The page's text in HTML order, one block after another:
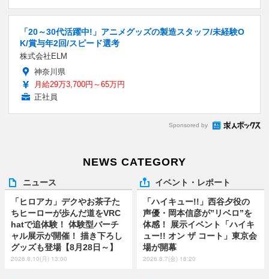
「20～30代活躍中!」アニメグッズの製造スタッフ/未経験O
K/賞与年2回/スピード選考
株式会社ELM
神奈川県
月給29万3,700円～65万円
正社員
Sponsored by
NEWS CATEGORY
ニュース
「ヒロアカ」デクやお茶子た
ちヒーローが歩んだ道をVRC
hatで追体験！ 体験型バーチ
ャル展示が開催！ 描き下ろし
グッズも登場【8月28日～】
2026.8.10(月) 13:00
イベント・レポート
「ハイキュー!!」西谷夕役の
声優・岡本信彦が”リベロ”を
体感！ 展示イベント「ハイキ
ュー!! オン ザ コート」東京会
場が開幕
2026.8.7(金) 18:20